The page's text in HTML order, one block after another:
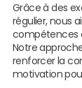
Grâce à des
régulier, nous
compétences
Notre
renforcer la
motivation